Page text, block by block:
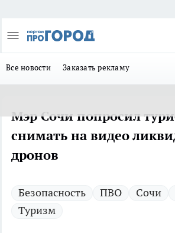
Все новости Заказать рекламу
Мэр Сочи попросил
снимать на видео
дронов
Безопасность ПВО Сочи
Туризм